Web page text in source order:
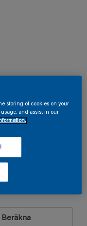
Beräkna
storing of cookies on your
and assist in our